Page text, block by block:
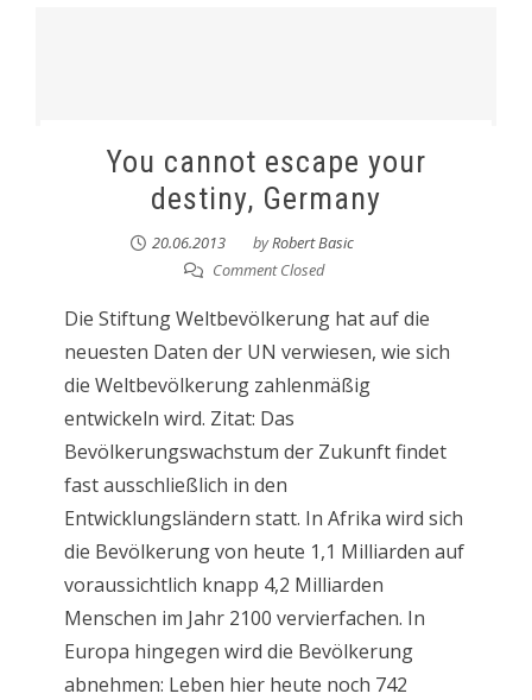
You cannot escape your
destiny, Germany
20.06.2013 byRobert Basic
Comment Closed
Die Stiftung Weltbevölkerung hat auf die
neuesten Daten der UN verwiesen, wie sich
die Weltbevölkerung zahlenmäßig
entwickeln wird. Zitat: Das
Bevölkerungswachstum der Zukunft findet
fast ausschließlich in den
Entwicklungsländern statt. In Afrika wird sich
die Bevölkerung von heute 1,1 Milliarden auf
voraussichtlich knapp 4,2 Milliarden
Menschen im Jahr 2100 vervierfachen. In
Europa hingegen wird die Bevölkerung
abnehmen: Leben hier heute noch 742